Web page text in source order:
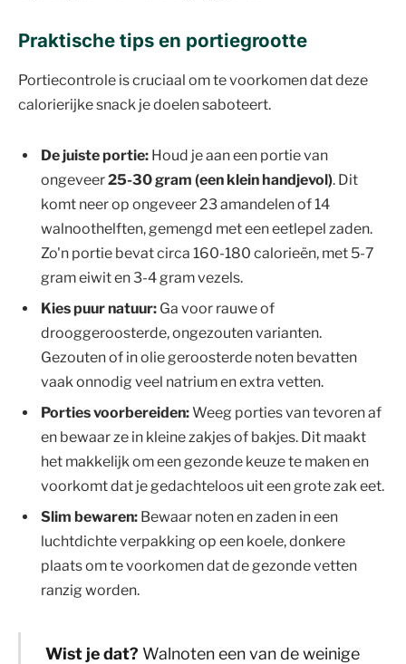
Praktische tips en portiegrootte
Portiecontrole is cruciaal om te voorkomen dat deze
calorierijke snack je doelen saboteert.
De juiste portie: Houd je aan een portie van
ongeveer25-30 gram (een klein handjevol). Dit
komt neer op ongeveer 23 amandelen of 14
walnoothelften, gemengd met een eetlepel zaden.
Zo'n portie bevat circa 160-180 calorieën, met 5-7
gram eiwit en 3-4 gram vezels.
Kies puur natuur: Ga voor rauwe of
drooggeroosterde, ongezouten varianten.
Gezouten of in olie geroosterde noten bevatten
vaak onnodig veel natrium en extra vetten.
Porties voorbereiden:Weeg porties van tevoren af
en bewaar ze in kleine zakjes of bakjes. Dit maakt
het makkelijk om een gezonde keuze te maken en
voorkomt dat je gedachteloos uit een grote zak eet.
Slim bewaren: Bewaar noten en zaden in een
luchtdichte verpakking op een koele, donkere
plaats om te voorkomen dat de gezonde vetten
ranzig worden.
Wist je dat? Walnoten een van de weinige